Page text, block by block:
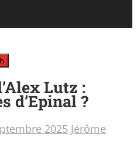
Lutz :
d’Epinal ?
2025 Jérôme